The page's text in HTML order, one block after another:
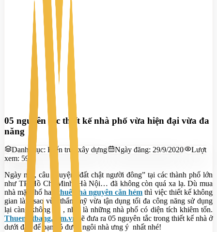
05 nguyên tắc thiết kế nhà phố vừa hiện đại vừa đa
năng
Danh mục: Kiến trúc xây dựng Ngày đăng: 29/9/2020
Lượt
xem: 593
Ngày nay, câu chuyện “đất chật người đông” tại các thành phố lớn
như TP. Hồ Chí Minh, Hà Nội… đã không còn quá xa lạ. Dù mua
nhà mặt phố hay
thuê nhà nguyên căn hẻm thì việc thiết kế không
gian làm sao vừa thẩm mỹ vừa tận dụng tối đa công năng sử dụng
lại càng không dễ , nhất là những nhà phố có diện tích khiêm tốn.
Thuematbang.com.vn
sẽ đưa ra 05 nguyên tắc trong thiết kế nhà ở
dưới đây để bạn có được ngôi nhà ưng ý nhất nhé!